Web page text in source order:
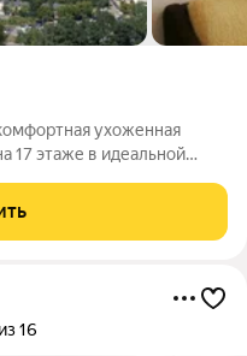
ухоженная
17 этаже в идеальной
Отличная
16